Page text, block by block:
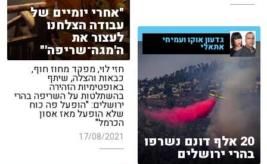
"אחרי יומיים של
עבודה הצלחנו
לעצור את
ה'מגה־שריפה'"
חזי לוי, מפקד מחוז חוף,
כבאות והצלה, שיתף
באופטימיות הזהירה
בהשתלטות על השריפה בהרי
ירושלים: "הופעל פה כוח
שלא הופעל מאז אסון
הכרמל"
17/08/2021
גדעון אוקו ועמיחי
אתאלי
20 אלף דונם נשרפו
בהרי ירושלים